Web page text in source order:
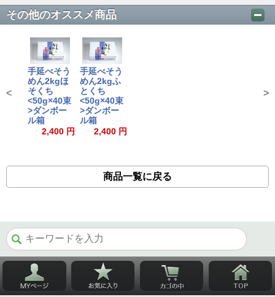
その他のオススメ商品
手延べそう
めん2kgほ
そくち
<50g×40束
>ダンボー
ル箱
2,400 円
手延べそう
めん2kgふ
とくち
<50g×40束
>ダンボー
ル箱
2,400 円
< >
商品一覧に戻る